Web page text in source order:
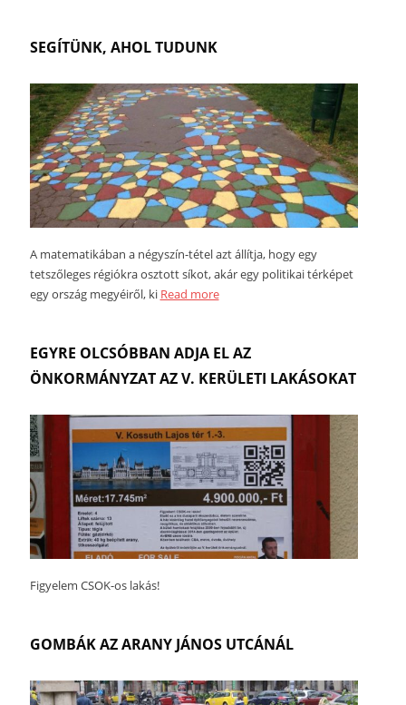
SEGÍTÜNK, AHOL TUDUNK
A matematikában a négyszín-tétel azt állítja, hogy egy
tetszőleges régiókra osztott síkot, akár egy politikai térképet
egy ország megyéiről, ki Read more
EGYRE OLCSÓBBAN ADJA EL AZ
ÖNKORMÁNYZAT AZ V. KERÜLETI LAKÁSOKAT
Figyelem CSOK-os lakás!
GOMBÁK AZ ARANY JÁNOS UTCÁNÁL